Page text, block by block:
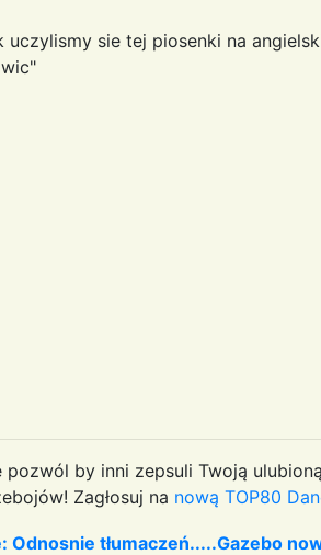
uczylismy sie tej piosenki na
pozwól by inni zepsuli Twoją
Zagłosuj na nową TOP80
Odnosnie tłumaczeń.....Gazebo